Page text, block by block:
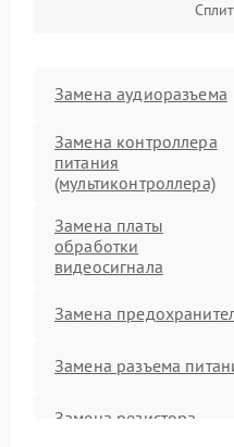
Замена аудиоразъема
Замена контроллера
питания
(мультиконтроллера)
Замена платы
обработки
видеосигнала
Замена
Замена разъема
Замена резистора